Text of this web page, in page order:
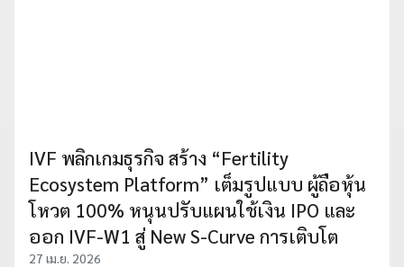
IVF พลิกเกมธุรกิจ สร้าง “Fertility
Ecosystem Platform” เต็มรูปแบบ ผู้ถือหุ้น
โหวต 100% หนุนปรับแผนใช้เงิน IPO และ
ออก IVF-W1 สู่ New S-Curve การเติบโต
27 เม.ย. 2026